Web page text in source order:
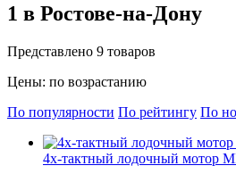
1 в Ростове-на-Дону
Представлено 9 товаров
Цены: по возрастанию
По популярности По рейтингу По
4х-тактный лодочный мотор